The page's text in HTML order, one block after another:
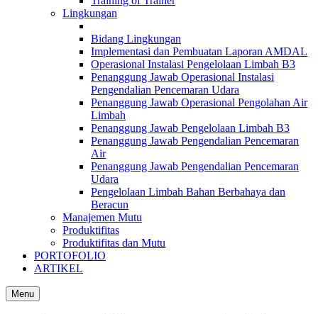
Lingkungan
Bidang Lingkungan
Implementasi dan Pembuatan Laporan AMDAL
Operasional Instalasi Pengelolaan Limbah B3
Penanggung Jawab Operasional Instalasi
Pengendalian Pencemaran Udara
Penanggung Jawab Operasional Pengolahan Air
Limbah
Penanggung Jawab Pengelolaan Limbah B3
Penanggung Jawab Pengendalian Pencemaran
Air
Penanggung Jawab Pengendalian Pencemaran
Udara
Pengelolaan Limbah Bahan Berbahaya dan
Beracun
Manajemen Mutu
Produktifitas
Produktifitas dan Mutu
PORTOFOLIO
ARTIKEL
Menu